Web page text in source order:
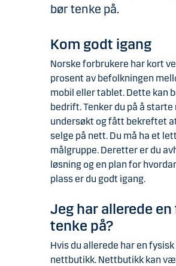
bør tenke på.
Kom godt igang
Norske forbrukere har kort
prosent av befolkningen
mobil eller tablet. Dette kan
bedrift. Tenker du på å
undersøkt og fått bekreftet
selge på nett. Du må ha et
målgruppe. Deretter er du
løsning og en plan for
plass er du godt igang.
Jeg har allerede
tenke på?
Hvis du allerede har en
nettbutikk. Nettbutikk kan